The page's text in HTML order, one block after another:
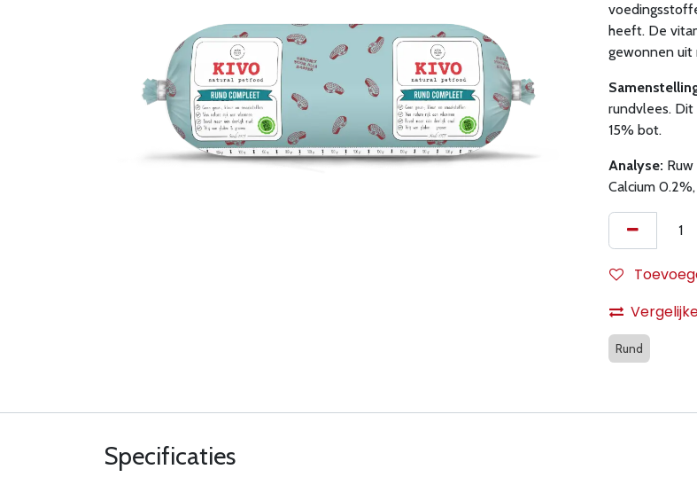
heeft. De
gewonnen uit
rundvlees.
15% bot.
Analyse:
Calcium
Rund
Specificaties